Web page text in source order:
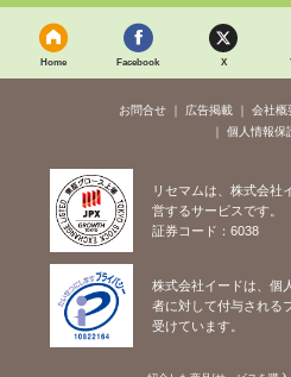
Home Facebook X
お問合せ 広告掲載 会社概
個人情報保
リセマムは、株式会社
営するサービスです。
証券コード：6038
株式会社イードは、個
者に対して付与される
受けています。